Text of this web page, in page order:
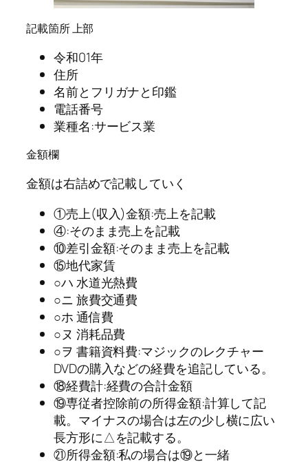
記載箇所 上部
令和01年
住所
名前とフリガナと印鑑
電話番号
業種名:サービス業
金額欄
金額は右詰めで記載していく
①売上(収入)金額:売上を記載
④:そのまま売上を記載
⑩差引金額:そのまま売上を記載
⑮地代家賃
○ハ 水道光熱費
○ニ 旅費交通費
○ホ 通信費
○ヌ 消耗品費
○ヲ 書籍資料費:マジックのレクチャー
DVDの購入などの経費を追記している。
⑱経費計:経費の合計金額
⑲専従者控除前の所得金額:計算して記
載。マイナスの場合は左の少し横に広い
長方形に△を記載する。
㉑所得金額:私の場合は⑲と一緒